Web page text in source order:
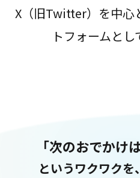
X（旧Twitter）を中心
トフォームとし
「次のおでかけ
というワクワクを